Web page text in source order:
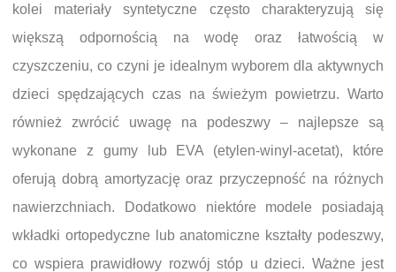
kolei materiały syntetyczne często charakteryzują się
większą odpornością na wodę oraz łatwością w
czyszczeniu, co czyni je idealnym wyborem dla aktywnych
dzieci spędzających czas na świeżym powietrzu. Warto
również zwrócić uwagę na podeszwy – najlepsze są
wykonane z gumy lub EVA (etylen-winyl-acetat), które
oferują dobrą amortyzację oraz przyczepność na różnych
nawierzchniach. Dodatkowo niektóre modele posiadają
wkładki ortopedyczne lub anatomiczne kształty podeszwy,
co wspiera prawidłowy rozwój stóp u dzieci. Ważne jest